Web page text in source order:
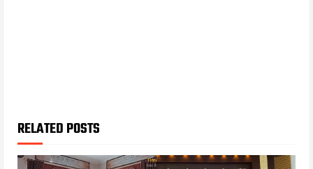
RELATED POSTS